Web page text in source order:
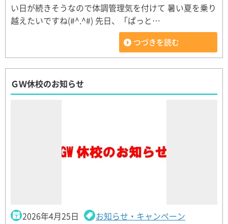
い日が続きそうなので体調管理気を付けて 暑い夏を乗り
越えたいですね(#^.^#) 先日、「ぱっと…
つづきを読む
ＧＷ休校のお知らせ
2026年4月25日 お知らせ・キャンペーン